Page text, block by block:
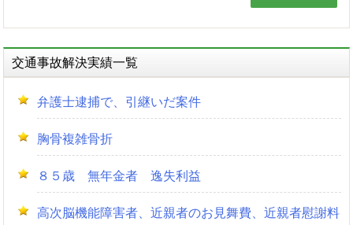
交通事故解決実績一覧
弁護士逮捕で、引継いだ案件
胸骨複雑骨折
８５歳 無年金者 逸失利益
高次脳機能障害者、近親者のお見舞費、近親者慰謝料